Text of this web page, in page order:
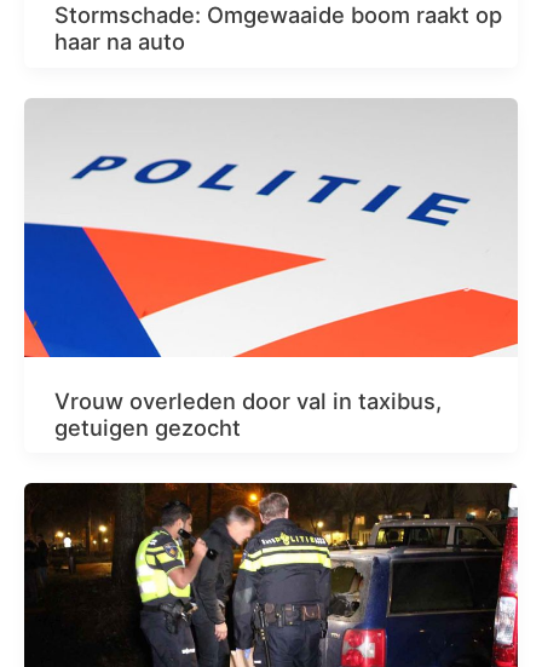
Stormschade: Omgewaaide boom raakt op
haar na auto
Vrouw overleden door val in taxibus,
getuigen gezocht